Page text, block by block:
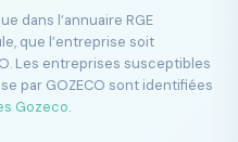
dans l’annuaire RGE
que l’entreprise soit
Les entreprises susceptibles
par GOZECO sont identifiées
Gozeco.